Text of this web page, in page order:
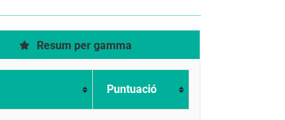
Resum per gamma
Puntuació